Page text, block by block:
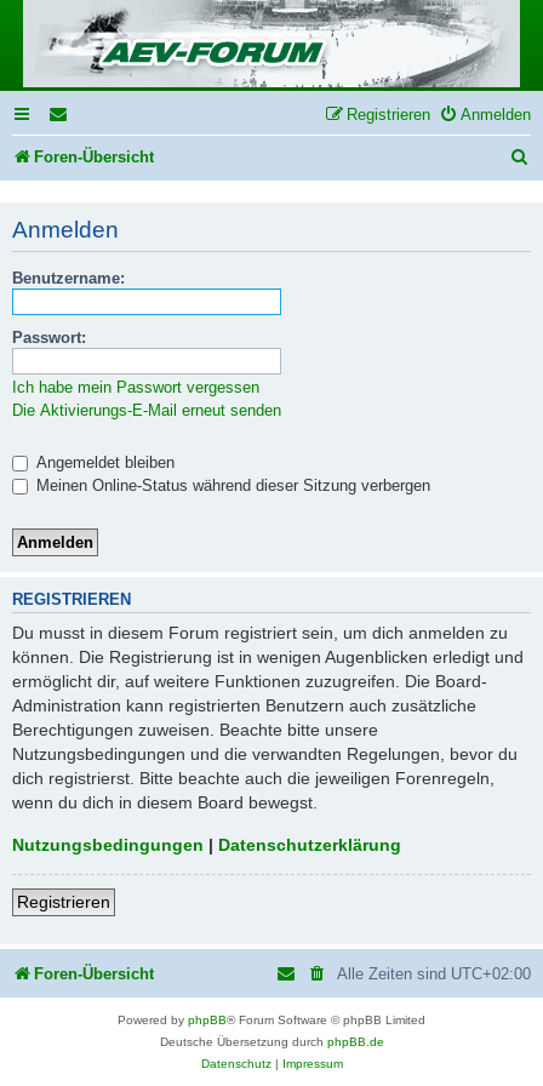
Anmelden
Registrieren
Foren-Übersicht
Anmelden
Benutzername:
Passwort:
Ich habe mein Passwort vergessen
Die Aktivierungs-E-Mail erneut senden
Angemeldet bleiben
Meinen Online-Status während dieser Sitzung verbergen
REGISTRIEREN
Du musst in diesem Forum registriert sein, um dich anmelden zu
können. Die Registrierung ist in wenigen Augenblicken erledigt und
ermöglicht dir, auf weitere Funktionen zuzugreifen. Die Board-
Administration kann registrierten Benutzern auch zusätzliche
Berechtigungen zuweisen. Beachte bitte unsere
Nutzungsbedingungen und die verwandten Regelungen, bevor du
dich registrierst. Bitte beachte auch die jeweiligen Forenregeln,
wenn du dich in diesem Board bewegst.
Nutzungsbedingungen | Datenschutzerklärung
Registrieren
Foren-Übersicht Alle Zeiten sind UTC+02:00
Powered by phpBB® Forum Software © phpBB Limited
Deutsche Übersetzung durch phpBB.de
Datenschutz| Impressum